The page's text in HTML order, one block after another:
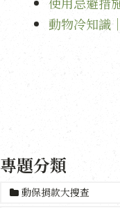
動物冷知識
專題分類
動保捐款大搜查